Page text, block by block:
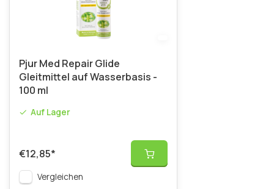
Pjur Med Repair Glide
Gleitmittel auf Wasserbasis -
100 ml
Auf Lager
€12,85*
Vergleichen